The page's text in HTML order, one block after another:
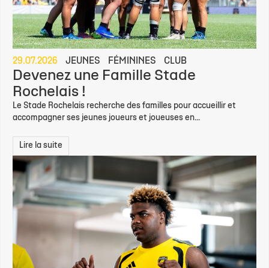
29.07.2026 JEUNES FÉMININES CLUB
Devenez une Famille Stade
Rochelais !
Le Stade Rochelais recherche des familles pour accueillir et
accompagner ses jeunes joueurs et joueuses en...
Lire la suite